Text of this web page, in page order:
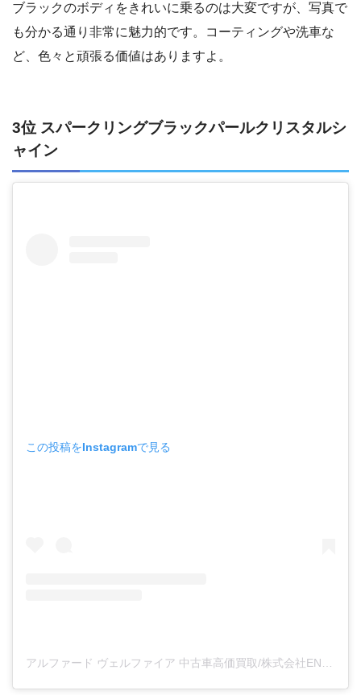
ブラックのボディをきれいに乗るのは大変ですが、写真で
も分かる通り非常に魅力的です。コーティングや洗車な
ど、色々と頑張る価値はありますよ。
3位 スパークリングブラックパールクリスタルシ
ャイン
この投稿をInstagramで見る